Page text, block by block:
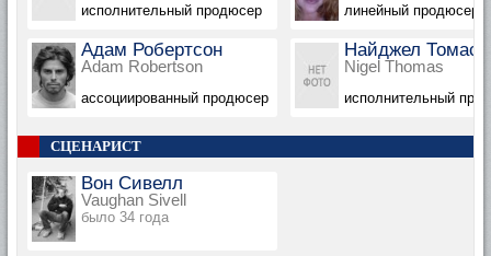
исполнительный продюсер линейный продюсер
Адам Робертсон
Adam Robertson
ассоциированный продюсер
Найджел Томас
Nigel Thomas
исполнительный
СЦЕНАРИСТ
Вон Сивелл
Vaughan Sivell
было 34 года